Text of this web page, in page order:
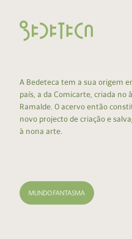
A Bedeteca tem a sua origem
país, a da Comicarte, criada no
Ramalde. O acervo então
novo projecto de criação e
à nona arte.